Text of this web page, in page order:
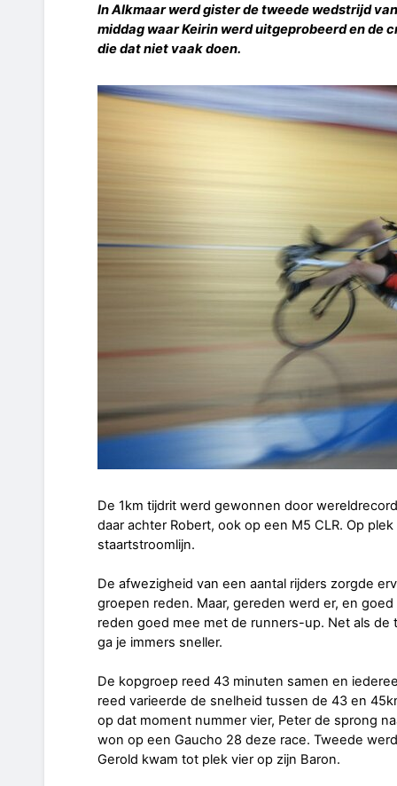
In Alkmaar werd gister de tweede wedstrijd
middag waar Keirin werd uitgeprobeerd en de
die dat niet vaak doen.
De 1km tijdrit werd gewonnen door
daar achter Robert, ook op een M5 CLR. Op
staartstroomlijn.
De afwezigheid van een aantal rijders zorgde
groepen reden. Maar, gereden werd er, en
reden goed mee met de runners-up. Net als de
ga je immers sneller.
De kopgroep reed 43 minuten samen en
reed varieerde de snelheid tussen de 43 en
op dat moment nummer vier, Peter de sprong
won op een Gaucho 28 deze race. Tweede
Gerold kwam tot plek vier op zijn Baron.